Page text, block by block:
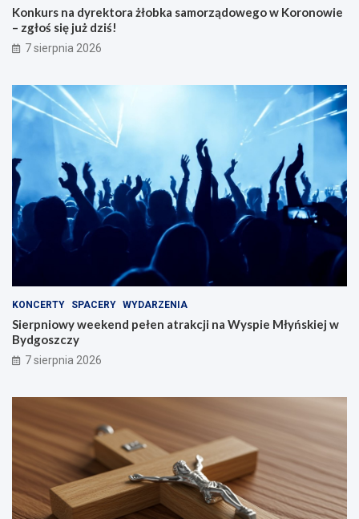
Konkurs na dyrektora żłobka samorządowego w Koronowie
– zgłoś się już dziś!
7 sierpnia 2026
KONCERTY SPACERY WYDARZENIA
Sierpniowy weekend pełen atrakcji na Wyspie Młyńskiej w
Bydgoszczy
7 sierpnia 2026